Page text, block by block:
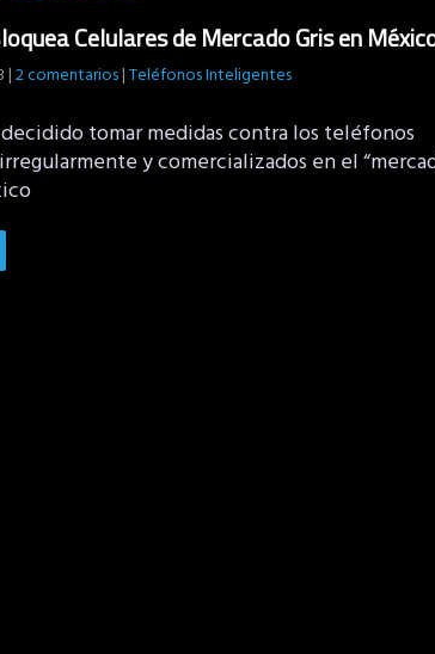
Celulares de Mercado Gris en
|2 comentarios|Teléfonos Inteligentes
decidido tomar medidas contra los teléfonos
y comercializados en el